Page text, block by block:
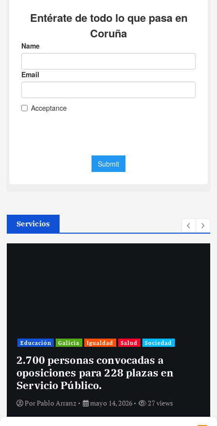
Servicios
ciudades para impulsar políticas
culturales con perspectiva
feminista y visibilizar a las
creadoras.
PorPablo Arranz mayo 14, 2026